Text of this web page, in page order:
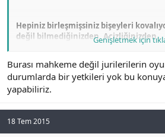
Hepiniz birleşmişsiniz bişeyleri
değil bilmediğinizden. Acizliğinizden...
Gölgemizden çıkın artık oyununuza
Genişletmek için
Burası mahkeme değil jurilerilerin
durumlarda bir yetkileri yok bu
yapabiliriz.
18 Tem 2015